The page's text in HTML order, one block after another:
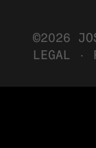
©2026
LEGAL ·